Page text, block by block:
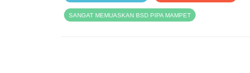
SANGAT MEMUASKAN BSD PIPA MAMPET